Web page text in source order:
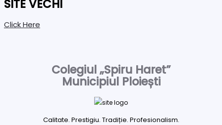
SITE VECHI
Click Here
Colegiul „Spiru Haret”
Municipiul Ploiești
Calitate. Prestigiu. Tradiție. Profesionalism.